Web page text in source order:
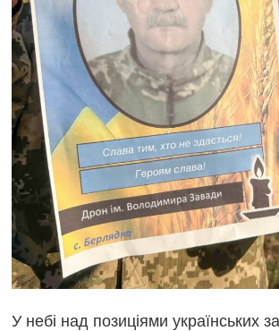
У небі над позиціями українських